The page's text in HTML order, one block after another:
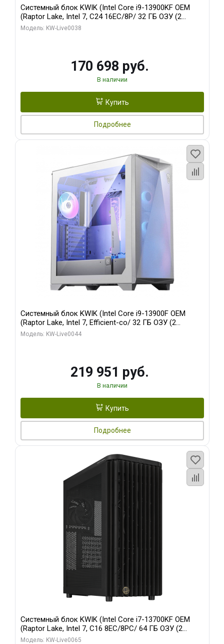
Системный блок KWIK (Intel Core i9-13900KF OEM
(Raptor Lake, Intel 7, C24 16EC/8P/ 32 ГБ ОЗУ (2
модуля)/ Gigabyte RX9070XT GAMING OC 16GB GDDR6
Модель: KW-Live0038
170 698 руб.
В наличии
Купить
Подробнее
Системный блок KWIK (Intel Core i9-13900F OEM
(Raptor Lake, Intel 7, Efficient-co/ 32 ГБ ОЗУ (2
модуля)/ Gigabyte RTX5070Ti AERO OC 16GB GDDR7
Модель: KW-Live0044
219 951 руб.
В наличии
Купить
Подробнее
Системный блок KWIK (Intel Core i7-13700KF OEM
(Raptor Lake, Intel 7, C16 8EC/8PC/ 64 ГБ ОЗУ (2
модуля)/ ASUS RTX5080 PROART OC 16GB GDDR7
Модель: KW-Live0065